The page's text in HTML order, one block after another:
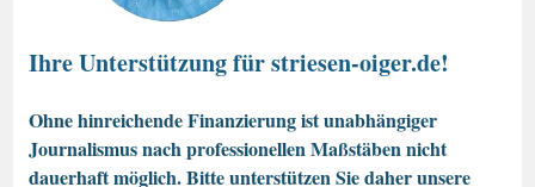
Ihre Unterstützung für striesen-oiger.de!
Ohne hinreichende Finanzierung ist unabhängiger
Journalismus nach professionellen Maßstäben nicht
dauerhaft möglich. Bitte unterstützen Sie daher unsere